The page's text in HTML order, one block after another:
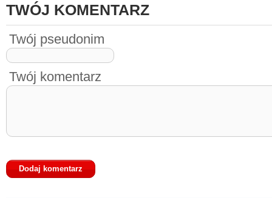
TWÓJ KOMENTARZ
Twój pseudonim
Twój komentarz